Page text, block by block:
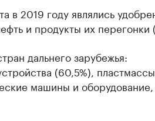
в 2019 году являлись
и продукты их перегонки
дальнего зарубежья:
(60,5%),
машины и